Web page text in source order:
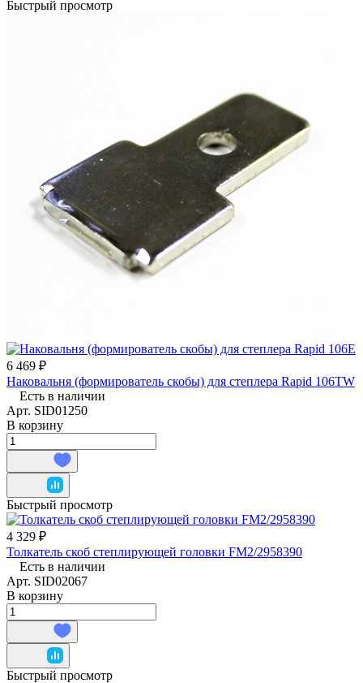
Быстрый просмотр
6 469 ₽
Наковальня (формирователь скобы) для степлера Rapid 106TW
Есть в наличии
Арт. SID01250
В корзину
Быстрый просмотр
4 329 ₽
Толкатель скоб степлирующей головки FM2/2958390
Есть в наличии
Арт. SID02067
В корзину
Быстрый просмотр